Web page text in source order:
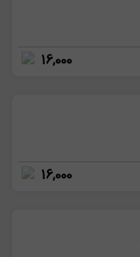
16,000
16,000